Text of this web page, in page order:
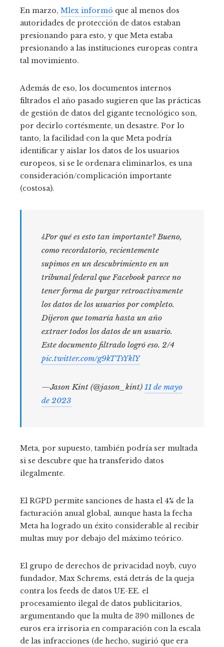
En marzo, Mlex informó que al menos dos
autoridades de protección de datos estaban
presionando para esto, y que Meta estaba
presionando a las instituciones europeas contra
tal movimiento.
Además de eso, los documentos internos
filtrados el año pasado sugieren que las prácticas
de gestión de datos del gigante tecnológico son,
por decirlo cortésmente, un desastre. Por lo
tanto, la facilidad con la que Meta podría
identificar y aislar los datos de los usuarios
europeos, si se le ordenara eliminarlos, es una
consideración/complicación importante
(costosa).
¿Por qué es esto tan importante? Bueno,
como recordatorio, recientemente
supimos en un descubrimiento en un
tribunal federal que Facebook parece no
tener forma de purgar retroactivamente
los datos de los usuarios por completo.
Dijeron que tomaría hasta un año
extraer todos los datos de un usuario.
Este documento filtrado logró eso. 2/4
pic.twitter.com/g9kTTsYklY
—Jason Kint (@jason_kint) 11 de mayo
de 2023
Meta, por supuesto, también podría ser multada
si se descubre que ha transferido datos
ilegalmente.
El RGPD permite sanciones de hasta el 4% de la
facturación anual global, aunque hasta la fecha
Meta ha logrado un éxito considerable al recibir
multas muy por debajo del máximo teórico.
El grupo de derechos de privacidad noyb, cuyo
fundador, Max Schrems, está detrás de la queja
contra los feeds de datos UE-EE. el
procesamiento ilegal de datos publicitarios,
argumentando que la multa de 390 millones de
euros era irrisoria en comparación con la escala
de las infracciones (de hecho, sugirió que era